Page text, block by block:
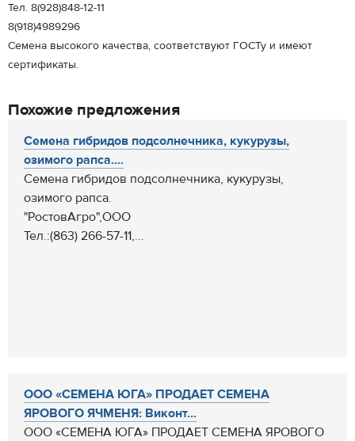
Тел. 8(928)848-12-11
8(918)4989296
Семена высокого качества, соответствуют ГОСТу и имеют
сертификаты.
Похожие предложения
Семена гибридов подсолнечника, кукурузы,
озимого рапса....
Семена гибридов подсолнечника, кукурузы,
озимого рапса.
"РостовАгро",ООО
Тел.:(863) 266-57-11,...
ООО «СЕМЕНА ЮГА» ПРОДАЕТ СЕМЕНА
ЯРОВОГО ЯЧМЕНЯ: Виконт...
ООО «СЕМЕНА ЮГА» ПРОДАЕТ СЕМЕНА ЯРОВОГО